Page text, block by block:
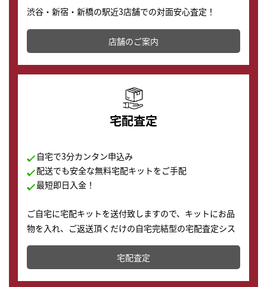
渋谷・新宿・新橋の駅近3店舗での対面安心査定！
その場で現金買取致します。渋谷本店では、時計販売の
店舗を併設しており、下取りに出してお得に新しい時計
の購入もできます♪
店舗のご案内
宅配査定
自宅で3分カンタン申込み
配送でも安全な無料宅配キットをご手配
最短即日入金！
ご自宅に宅配キットを送付致しますので、キットにお品
物を入れ、ご返送頂くだけの自宅完結型の宅配査定シス
テムです。
配送でも簡単&安全に査定・買取に出すことが可能で
す。
宅配査定